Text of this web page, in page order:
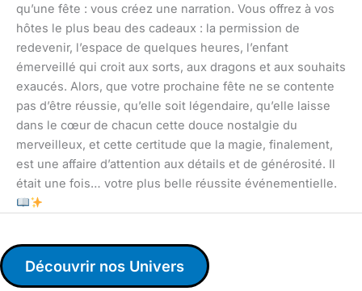
qu’une fête : vous créez une narration. Vous offrez à vos
hôtes le plus beau des cadeaux : la permission de
redevenir, l’espace de quelques heures, l’enfant
émerveillé qui croit aux sorts, aux dragons et aux souhaits
exaucés. Alors, que votre prochaine fête ne se contente
pas d’être réussie, qu’elle soit légendaire, qu’elle laisse
dans le cœur de chacun cette douce nostalgie du
merveilleux, et cette certitude que la magie, finalement,
est une affaire d’attention aux détails et de générosité. Il
était une fois… votre plus belle réussite événementielle.
Découvrir nos Univers